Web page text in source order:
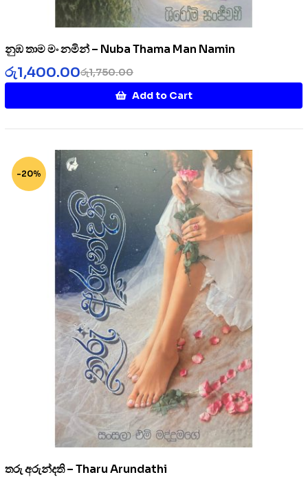
නුඹ තාම මං නමින් – Nuba Thama Man Namin
රු1,750.00
රු1,400.00
Add to Cart
-20%
තරු අරුන්දති – Tharu Arundathi